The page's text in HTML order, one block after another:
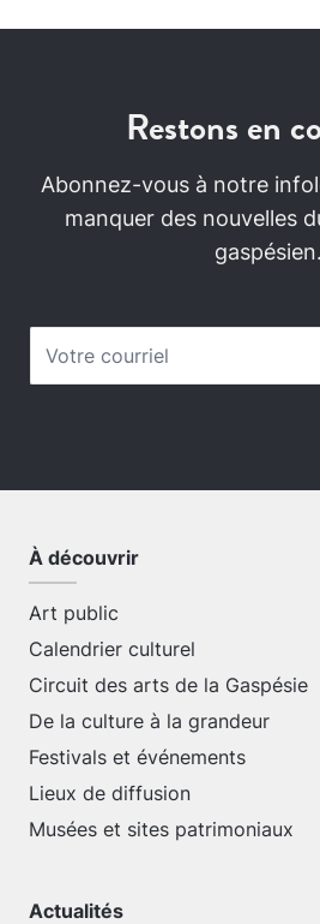
Restons en
Abonnez-vous à notre
manquer des nouvelles
gaspésien.
À découvrir
Art public
Calendrier culturel
Circuit des arts de la Gaspésie
De la culture à la grandeur
Festivals et événements
Lieux de diffusion
Musées et sites patrimoniaux
Actualités